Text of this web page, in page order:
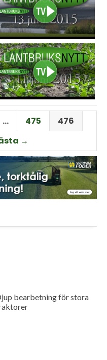
… 475
476
→
bearbetning för stora